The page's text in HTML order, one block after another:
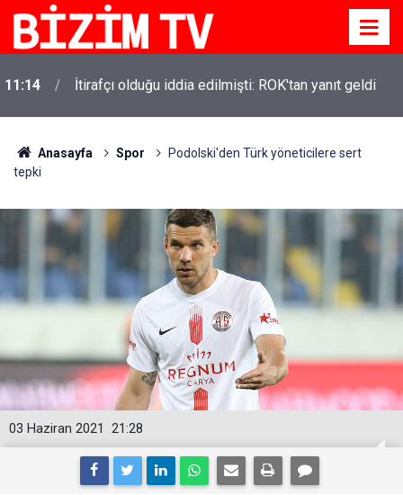
11:14 İtirafçı olduğu iddia edilmişti: ROK'tan yanıt geldi
Anasayfa Spor
Podolski'den Türk yöneticilere sert
tepki
21:28
03 Haziran 2021